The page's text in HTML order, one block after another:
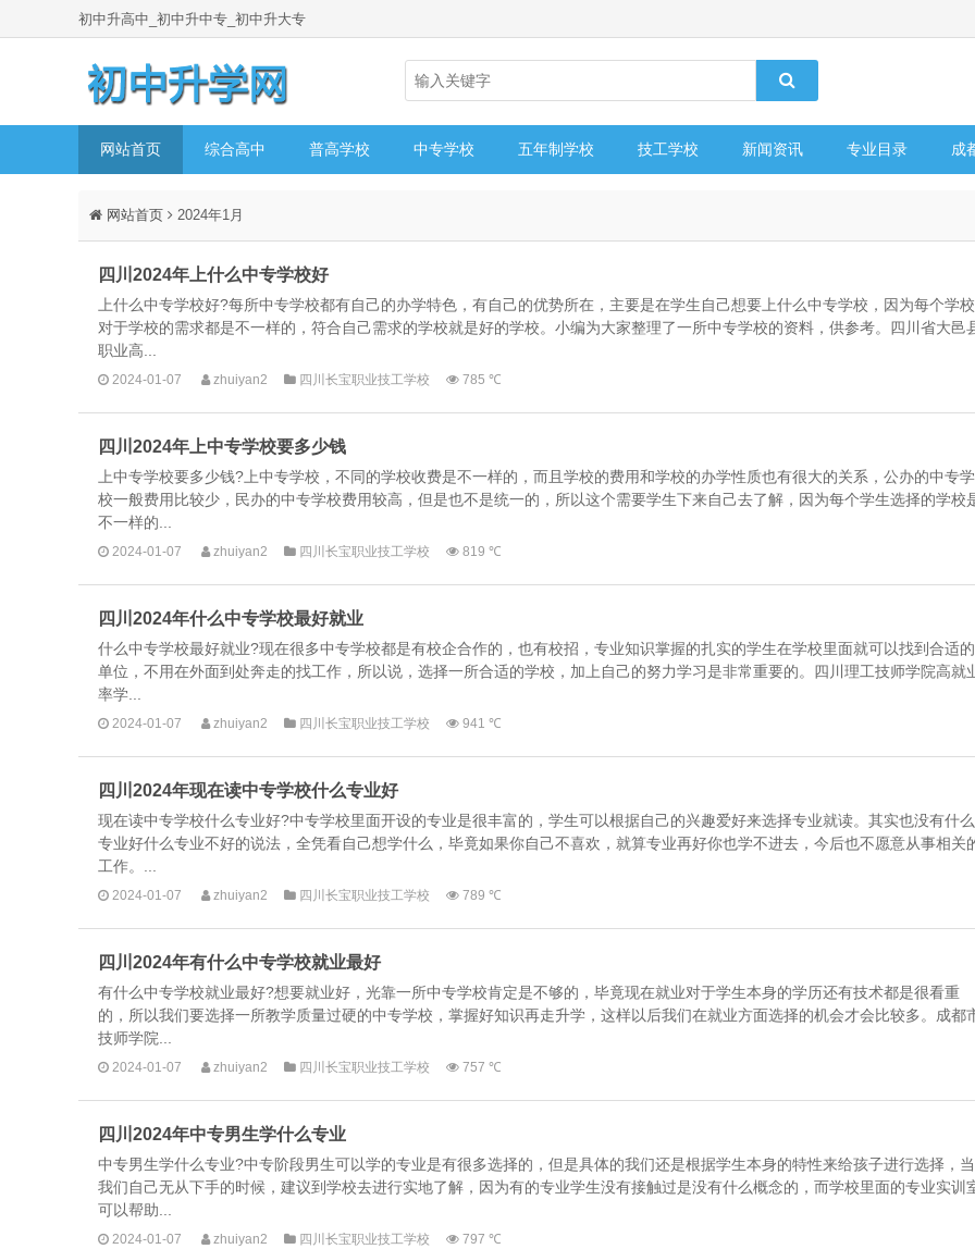
初中升高中_初中升中专_初中升大专
网站首页 综合高中 普高学校 中专学校 五年制学校 技工学校 新闻资讯 专业目录 成
网站首页 2024年1月
四川2024年上什么中专学校好
上什么中专学校好?每所中专学校都有自己的办学特色，有自己的优势所在，主要是在学生自己想要上什么中专学校，因为每个学校
对于学校的需求都是不一样的，符合自己需求的学校就是好的学校。小编为大家整理了一所中专学校的资料，供参考。四川省大邑
职业高...
2024-01-07 zhuiyan2 四川长宝职业技工学校 785 ℃
四川2024年上中专学校要多少钱
上中专学校要多少钱?上中专学校，不同的学校收费是不一样的，而且学校的费用和学校的办学性质也有很大的关系，公办的中专学
校一般费用比较少，民办的中专学校费用较高，但是也不是统一的，所以这个需要学生下来自己去了解，因为每个学生选择的学校
不一样的...
2024-01-07 zhuiyan2 四川长宝职业技工学校 819 ℃
四川2024年什么中专学校最好就业
什么中专学校最好就业?现在很多中专学校都是有校企合作的，也有校招，专业知识掌握的扎实的学生在学校里面就可以找到合适的
单位，不用在外面到处奔走的找工作，所以说，选择一所合适的学校，加上自己的努力学习是非常重要的。四川理工技师学院高就
率学...
2024-01-07 zhuiyan2 四川长宝职业技工学校 941 ℃
四川2024年现在读中专学校什么专业好
现在读中专学校什么专业好?中专学校里面开设的专业是很丰富的，学生可以根据自己的兴趣爱好来选择专业就读。其实也没有什么
专业好什么专业不好的说法，全凭看自己想学什么，毕竟如果你自己不喜欢，就算专业再好你也学不进去，今后也不愿意从事相关
工作。...
2024-01-07 zhuiyan2 四川长宝职业技工学校 789 ℃
四川2024年有什么中专学校就业最好
有什么中专学校就业最好?想要就业好，光靠一所中专学校肯定是不够的，毕竟现在就业对于学生本身的学历还有技术都是很看重
的，所以我们要选择一所教学质量过硬的中专学校，掌握好知识再走升学，这样以后我们在就业方面选择的机会才会比较多。成都
技师学院...
2024-01-07 zhuiyan2 四川长宝职业技工学校 757 ℃
四川2024年中专男生学什么专业
中专男生学什么专业?中专阶段男生可以学的专业是有很多选择的，但是具体的我们还是根据学生本身的特性来给孩子进行选择，当
我们自己无从下手的时候，建议到学校去进行实地了解，因为有的专业学生没有接触过是没有什么概念的，而学校里面的专业实训
可以帮助...
2024-01-07 zhuiyan2 四川长宝职业技工学校 797 ℃